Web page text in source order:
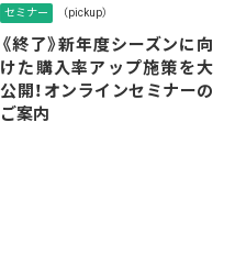
セミナー （pickup）
《終了》新年度シーズンに向
けた購入率アップ施策を大
公開！オンラインセミナーの
ご案内